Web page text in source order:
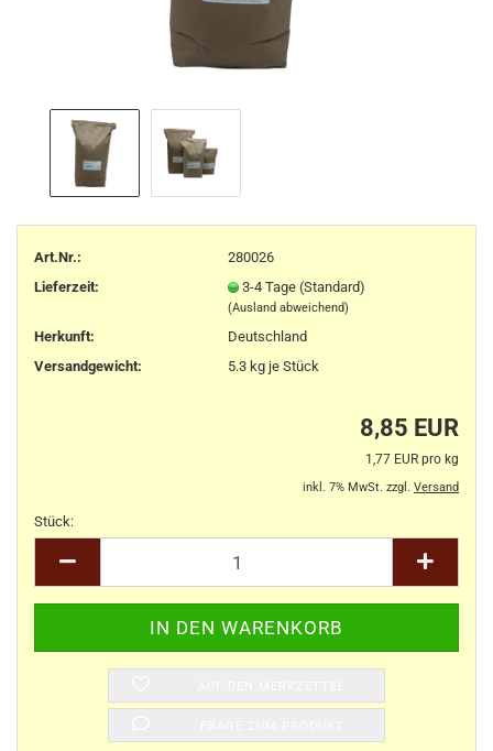
Art.Nr.:
280026
Lieferzeit:
3-4 Tage (Standard)
(Ausland abweichend)
Herkunft:
Deutschland
Versandgewicht:
5.3kg je Stück
8,85 EUR
1,77 EUR pro kg
inkl. 7% MwSt. zzgl. Versand
Stück: